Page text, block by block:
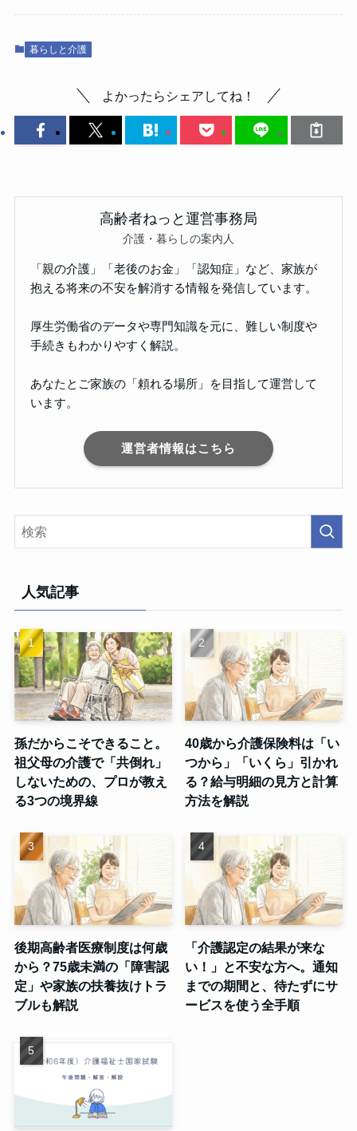
暮らしと介護
よかったらシェアしてね！
高齢者ねっと運営事務局
介護・暮らしの案内人
「親の介護」「老後のお金」「認知症」など、家族が
抱える将来の不安を解消する情報を発信しています。
厚生労働省のデータや専門知識を元に、難しい制度や
手続きもわかりやすく解説。
あなたとご家族の「頼れる場所」を目指して運営して
います。
運営者情報はこちら
人気記事
孫だからこそできること。
祖父母の介護で「共倒れ」
しないための、プロが教え
る3つの境界線
40歳から介護保険料は「い
つから」「いくら」引かれ
る？給与明細の見方と計算
方法を解説
後期高齢者医療制度は何歳
から？75歳未満の「障害認
定」や家族の扶養抜けトラ
ブルも解説
「介護認定の結果が来な
い！」と不安な方へ。通知
までの期間と、待たずにサ
ービスを使う全手順